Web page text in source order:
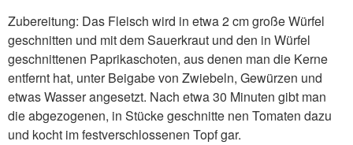
Zubereitung: Das Fleisch wird in etwa 2 cm große Würfel
geschnitten und mit dem Sauerkraut und den in Würfel
geschnittenen Paprikaschoten, aus denen man die Kerne
entfernt hat, unter Beigabe von Zwiebeln, Gewürzen und
etwas Wasser angesetzt. Nach etwa 30 Minuten gibt man
die abgezogenen, in Stücke geschnitte nen Tomaten dazu
und kocht im festverschlossenen Topf gar.